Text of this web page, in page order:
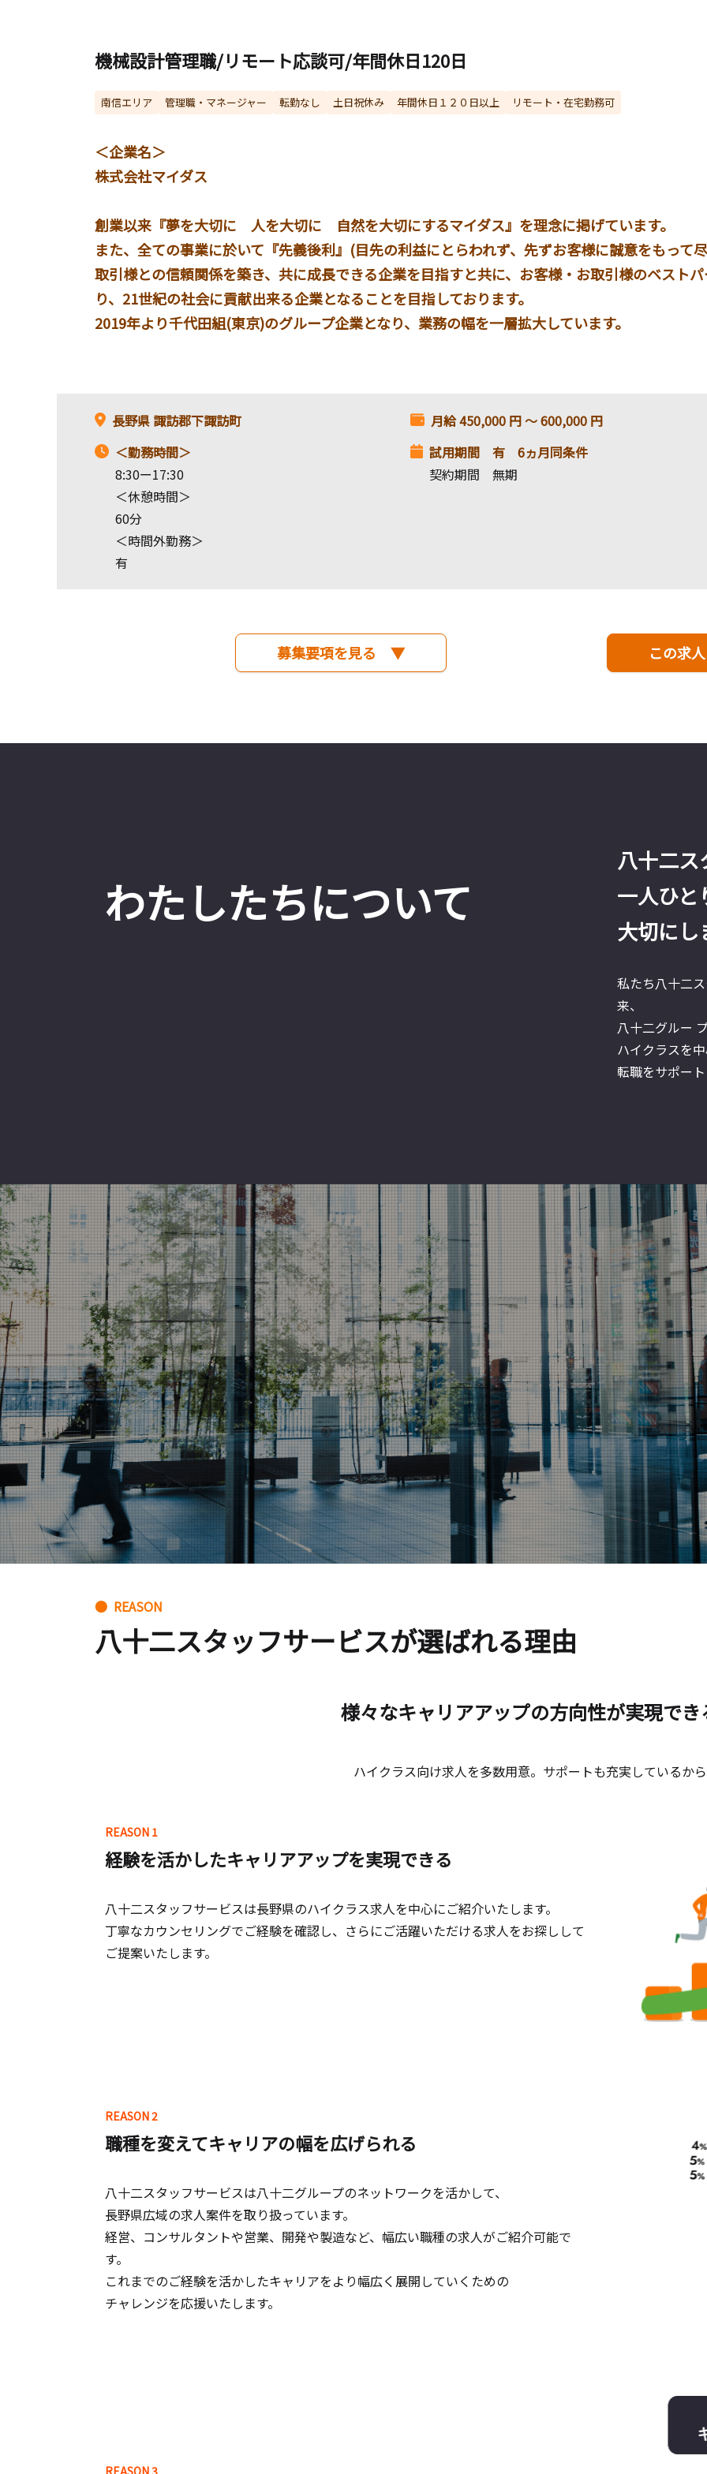
機械設計管理職/リモート応談可/年間休日120日
南信エリア 管理職・マネージャー 転勤なし 土日祝休み 年間休日１２０日以上 リモート・在宅勤務可
＜企業名＞
株式会社マイダス
創業以来『夢を大切に 人を大切に 自然を大切にするマイダス』を理念に掲げています。
また、全ての事業に於いて『先義後利』(目先の利益にとらわれず、先ずお客様に誠意をもって
取引様との信頼関係を築き、共に成長できる企業を目指すと共に、お客様・お取引様のベスト
り、21世紀の社会に貢献出来る企業となることを目指しております。
2019年より千代田組(東京)のグループ企業となり、業務の幅を一層拡大しています。
長野県 諏訪郡下諏訪町 月給450,000 円 〜600,000 円
＜勤務時間＞
8:30ー17:30
＜休憩時間＞
60分
＜時間外勤務＞
有
試用期間 有 6ヵ月同条件
契約期間 無期
募集要項を見る ▼ この求
わたしたちについて
八十二
一人ひと
大切にし
私たち八十二
来、
八十二グルー
ハイクラスを
転職をサポー
● REASON
八十二スタッフサービスが選ばれる理由
様々なキャリアアップの方向性が実現でき
ハイクラス向け求人を多数用意。サポートも充実しているから
REASON 1
経験を活かしたキャリアアップを実現できる
八十二スタッフサービスは長野県のハイクラス求人を中心にご紹介いたします。
丁寧なカウンセリングでご経験を確認し、さらにご活躍いただける求人をお探しして
ご提案いたします。
REASON 2
職種を変えてキャリアの幅を広げられる
八十二スタッフサービスは八十二グループのネットワークを活かして、
長野県広域の求人案件を取り扱っています。
経営、コンサルタントや営業、開発や製造など、幅広い職種の求人がご紹介可能で
す。
これまでのご経験を活かしたキャリアをより幅広く展開していくための
チャレンジを応援いたします。
REASON 3